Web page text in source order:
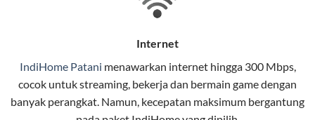
stabil, dan memiliki berbagai pilihan paket IndiHome
Selain internet, layanan IndiHome juga mencakup TV
interaktif (IndiHome TV) dan telepon rumah dalam
Internet
IndiHome Patani menawarkan internethingga 300 Mbps,
cocok untuk streaming, bekerja dan bermain game dengan
banyak perangkat. Namun, kecepatan maksimum bergantung